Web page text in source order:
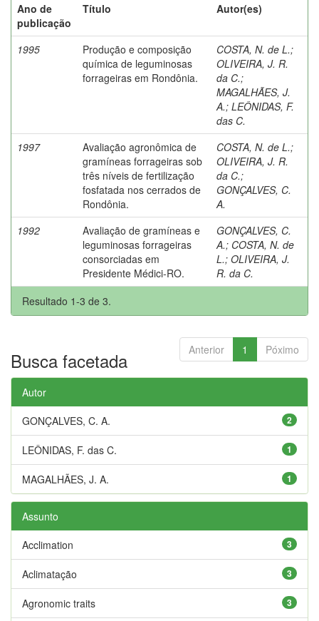
Ano de
publicação
Título Autor(es)
1995
Produção e composição
química de leguminosas
forrageiras em Rondônia.
COSTA, N. de L.;
OLIVEIRA, J. R.
da C.;
MAGALHÃES, J.
A.; LEÔNIDAS, F.
das C.
1997
Avaliação agronômica de
gramíneas forrageiras sob
três níveis de fertilização
fosfatada nos cerrados de
Rondônia.
COSTA, N. de L.;
OLIVEIRA, J. R.
da C.;
GONÇALVES, C.
A.
1992
Avaliação de gramíneas e
leguminosas forrageiras
consorciadas em
Presidente Médici-RO.
GONÇALVES, C.
A.; COSTA, N. de
L.; OLIVEIRA, J.
R. da C.
Resultado 1-3 de 3.
Anterior 1 Póximo
Busca facetada
Autor
2
GONÇALVES, C. A.
1
LEÔNIDAS, F. das C.
1
MAGALHÃES, J. A.
Assunto
3
Acclimation
3
Aclimatação
3
Agronomic traits